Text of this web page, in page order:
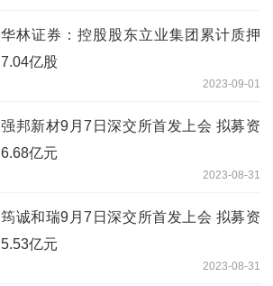
华林证券：控股股东立业集团累计质押
7.04亿股
2023-09-01
强邦新材9月7日深交所首发上会 拟募资
6.68亿元
2023-08-31
筠诚和瑞9月7日深交所首发上会 拟募资
5.53亿元
2023-08-31